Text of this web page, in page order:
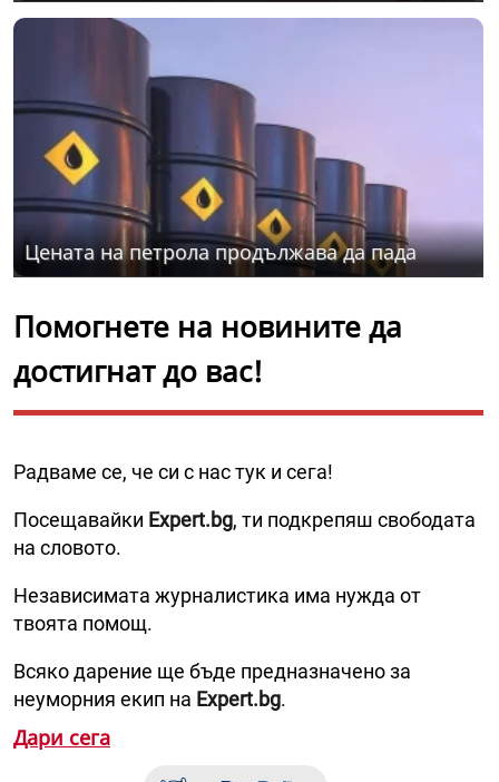
Цената на петрола продължава да пада
Помогнете на новините да
достигнат до вас!
Радваме се, че си с нас тук и сега!
Посещавайки Expert.bg, ти подкрепяш свободата
на словото.
Независимата журналистика има нужда от
твоята помощ.
Всяко дарение ще бъде предназначено за
неуморния екип на Expert.bg.
Дари сега